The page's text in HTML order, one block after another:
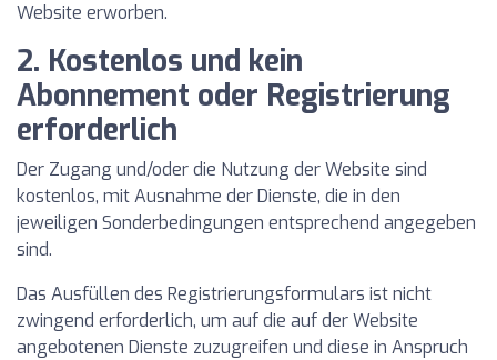
Website erworben.
2. Kostenlos und kein
Abonnement oder Registrierung
erforderlich
Der Zugang und/oder die Nutzung der Website sind
kostenlos, mit Ausnahme der Dienste, die in den
jeweiligen Sonderbedingungen entsprechend angegeben
sind.
Das Ausfüllen des Registrierungsformulars ist nicht
zwingend erforderlich, um auf die auf der Website
angebotenen Dienste zuzugreifen und diese in Anspruch